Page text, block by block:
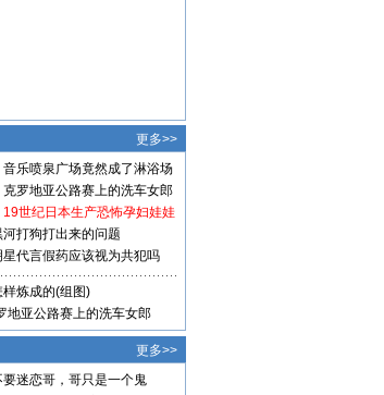
更多>>
音乐喷泉广场竟然成了淋浴场
克罗地亚公路赛上的洗车女郎
19世纪日本生产恐怖孕妇娃娃
河打狗打出来的问题
星代言假药应该视为共犯吗
样炼成的(组图)
地亚公路赛上的洗车女郎
更多>>
要迷恋哥，哥只是一个鬼